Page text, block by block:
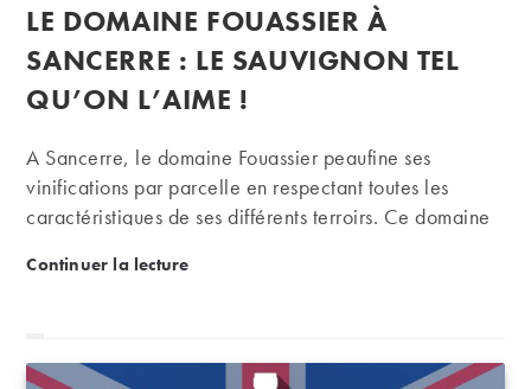
la
publication :
LE DOMAINE FOUASSIER À
SANCERRE : LE SAUVIGNON TEL
QU’ON L’AIME !
A Sancerre, le domaine Fouassier peaufine ses
vinifications par parcelle en respectant toutes les
caractéristiques de ses différents terroirs. Ce domaine
simplement le goût d’un sauvignon bien mûr, loins de
Continuer la lectureLe domaine Fouassier à Sancerre : le sauvignon tel